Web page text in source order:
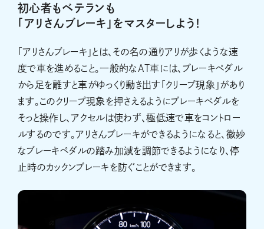
初心者もベテランも
「アリさんブレーキ」をマスターしよう！
「アリさんブレーキ」とは、その名の通りアリが歩くような速
度で車を進めること。一般的なAT車には、ブレーキペダル
から足を離すと車がゆっくり動き出す「クリープ現象」があり
ます。このクリープ現象を押さえるようにブレーキペダルを
そっと操作し、アクセルは使わず、極低速で車をコントロー
ルするのです。アリさんブレーキができるようになると、微妙
なブレーキペダルの踏み加減を調節できるようになり、停
止時のカックンブレーキを防ぐことができます。